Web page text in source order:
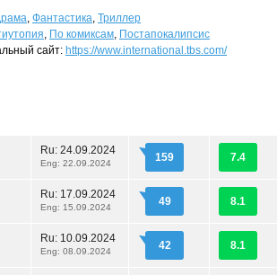
, Фантастика, Триллер
, По комиксам, Постапокалипсис
сайт: https://www.international.tbs.com/
Ru: 24.09.2024
Eng: 22.09.2024 159 7.4
Ru: 17.09.2024
Eng: 15.09.2024 49 8.1
Ru: 10.09.2024
Eng: 08.09.2024 42 8.1